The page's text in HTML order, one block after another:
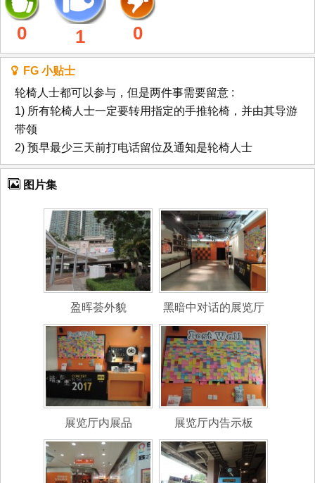
0 1 0
FG 小贴士
轮椅人士都可以参与，但是两件事需要留意 :
1) 所有轮椅人士一定要转用指定的手推轮椅，并由其导游
带领
2) 预早最少三天前打电话留位及通知是轮椅人士
图片集
盈晖荟外貌 黑暗中对话的展览厅
展览厅内展品 展览厅内告示板